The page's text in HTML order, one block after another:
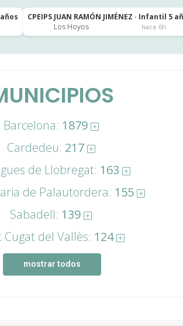
CPEIPS JUAN RAMÓN JIMÉNEZ · Infantil 5
Los Hoyos
hace 6h
Barcelona: 1879
Cardedeu: 217
de Llobregat: 163
de Palautordera: 155
Sabadell: 139
Cugat del Vallès: 124
mostrar todos